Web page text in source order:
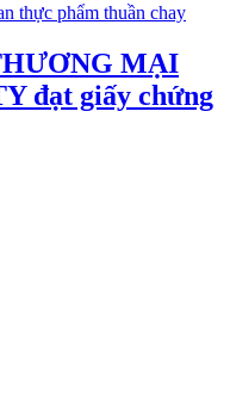
thực phẩm thuần chay
MẠI
đạt giấy chứng